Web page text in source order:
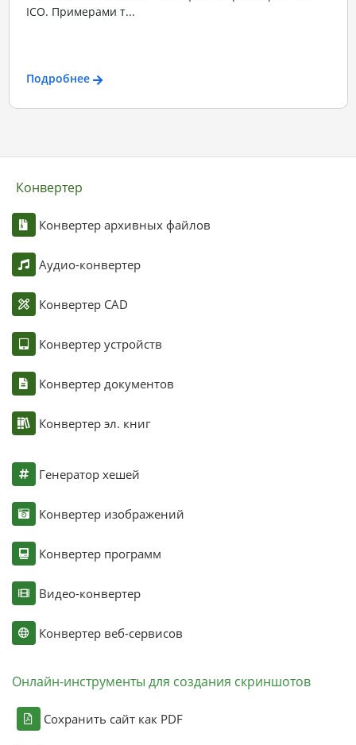
ICO. Примерами т...
Подробнее
Конвертер
Конвертер архивных файлов
Аудио-конвертер
Конвертер CAD
Конвертер устройств
Конвертер документов
Конвертер эл. книг
Генератор хешей
Конвертер изображений
Конвертер программ
Видео-конвертер
Конвертер веб-сервисов
Онлайн-инструменты для создания скриншотов
Сохранить сайт как PDF